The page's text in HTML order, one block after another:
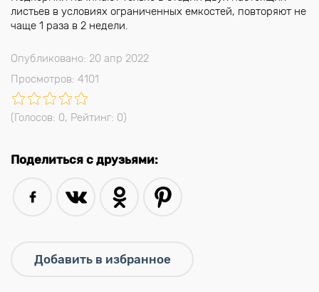
листьев в условиях ограниченных емкостей, повторяют не
чаще 1 раза в 2 недели.
Опубликовано: 20 апр 2022
Просмотров: 4101
(Голосов: 0, Рейтинг: 0)
Поделиться с друзьями: